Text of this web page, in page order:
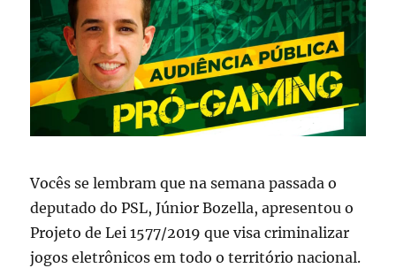
Vocês se lembram que na semana passada o
deputado do PSL, Júnior Bozella, apresentou o
Projeto de Lei 1577/2019 que visa criminalizar
jogos eletrônicos em todo o território nacional.